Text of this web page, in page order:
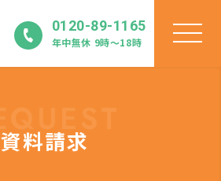
0120-89-1165
年中無休 9時〜18時
資料請求